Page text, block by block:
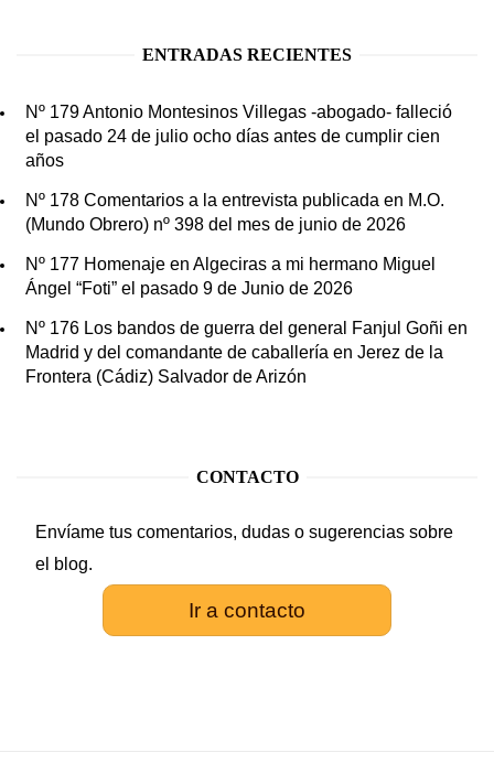
ENTRADAS RECIENTES
Nº 179 Antonio Montesinos Villegas -abogado- falleció
el pasado 24 de julio ocho días antes de cumplir cien
años
Nº 178 Comentarios a la entrevista publicada en M.O.
(Mundo Obrero) nº 398 del mes de junio de 2026
Nº 177 Homenaje en Algeciras a mi hermano Miguel
Ángel “Foti” el pasado 9 de Junio de 2026
Nº 176 Los bandos de guerra del general Fanjul Goñi en
Madrid y del comandante de caballería en Jerez de la
Frontera (Cádiz) Salvador de Arizón
CONTACTO
Envíame tus comentarios, dudas o sugerencias sobre
el blog.
Ir a contacto